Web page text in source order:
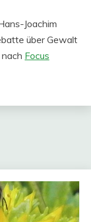
Joachim
über Gewalt
Focus